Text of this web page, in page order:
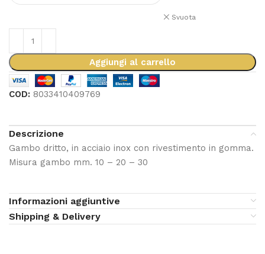
Svuota
Aggiungi al carrello
COD: 8033410409769
Descrizione
Gambo dritto, in acciaio inox con rivestimento in gomma.
Misura gambo mm. 10 – 20 – 30
Informazioni aggiuntive
Shipping & Delivery